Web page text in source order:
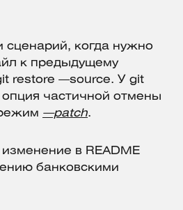
когда нужно
к предыдущему
restore —source. У git
частичной отмены
—patch.
в README
банковскими